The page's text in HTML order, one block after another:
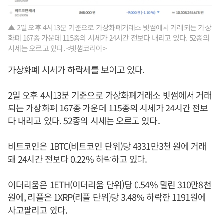
▲ 2일 오후 4시13분 기준으로 가상화폐거래소 빗썸에서 거래되는 가상
화폐 167종 가운데 115종의 시세가 24시간 전보다 내리고 있다. 52종의
시세는 오르고 있다. <빗썸코리아>
가상화폐 시세가 하락세를 보이고 있다.
2일 오후 4시13분 기준으로 가상화폐거래소 빗썸에서 거래
되는 가상화폐 167종 가운데 115종의 시세가 24시간 전보
다 내리고 있다. 52종의 시세는 오르고 있다.
비트코인은 1BTC(비트코인 단위)당 4331만3천 원에 거래
돼 24시간 전보다 0.22% 하락하고 있다.
이더리움은 1ETH(이더리움 단위)당 0.54% 밀린 310만8천
원에, 리플은 1XRP(리플 단위)당 3.48% 하락한 1191원에
사고팔리고 있다.